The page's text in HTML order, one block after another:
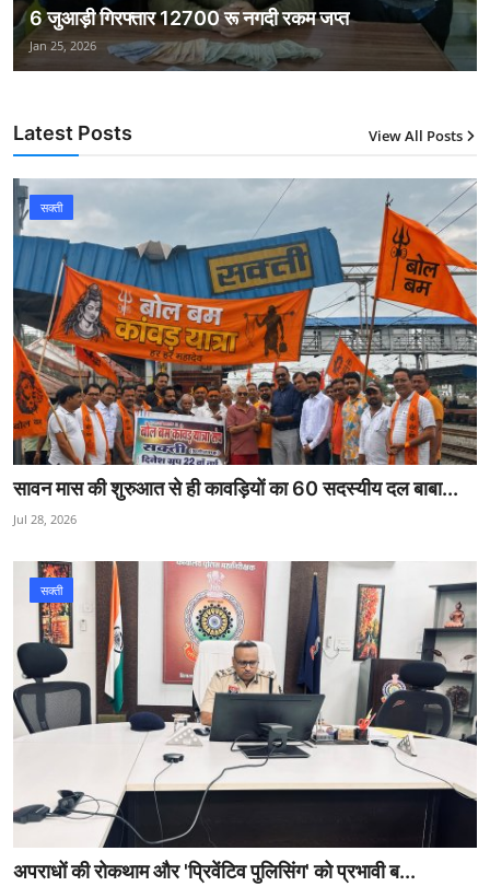
6 जुआड़ी गिरफ्तार 12700 रू नगदी रकम जप्त
Jan 25, 2026
Latest Posts View All Posts
सक्ती
सावन मास की शुरुआत से ही कावड़ियों का 60 सदस्यीय दल बाबा...
Jul 28, 2026
सक्ती
अपराधों की रोकथाम और 'प्रिवेंटिव पुलिसिंग' को प्रभावी ब...